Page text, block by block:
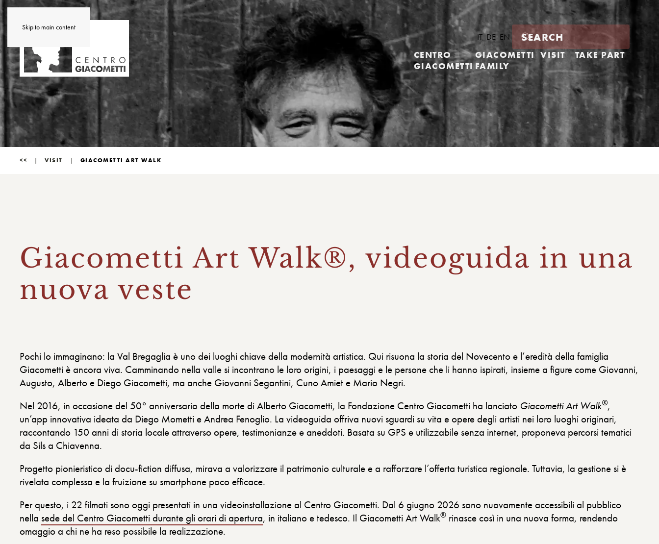
Skip to main content
IT DE EN
CENTRO
GIACOMETTI
GIACOMETTI
FAMILY
VISIT TAKE PART
<< VISIT GIACOMETTI ART WALK
Giacometti Art Walk®, videoguida in una
nuova veste
Pochi lo immaginano: la Val Bregaglia è uno dei luoghi chiave della modernità artistica. Qui risuona la storia del Novecento e l’eredità della famiglia
Giacometti è ancora viva. Camminando nella valle si incontrano le loro origini, i paesaggi e le persone che li hanno ispirati, insieme a figure come Giovanni,
Augusto, Alberto e Diego Giacometti, ma anche Giovanni Segantini, Cuno Amiet e Mario Negri.
Nel 2016, in occasione del 50° anniversario della morte di Alberto Giacometti, la Fondazione Centro Giacometti ha lanciato Giacometti Art Walk®,
un’app innovativa ideata da Diego Mometti e Andrea Fenoglio. La videoguida offriva nuovi sguardi su vita e opere degli artisti nei loro luoghi originari,
raccontando 150 anni di storia locale attraverso opere, testimonianze e aneddoti. Basata su GPS e utilizzabile senza internet, proponeva percorsi tematici
da Sils a Chiavenna.
Progetto pionieristico di docu-fiction diffusa, mirava a valorizzare il patrimonio culturale e a rafforzare l’offerta turistica regionale. Tuttavia, la gestione si è
rivelata complessa e la fruizione su smartphone poco efficace.
Per questo, i 22 filmati sono oggi presentati in una videoinstallazione al Centro Giacometti. Dal 6 giugno 2026 sono nuovamente accessibili al pubblico
nella sede del Centro Giacometti durante gli orari di apertura, in italiano e tedesco. Il Giacometti Art Walk® rinasce così in una nuova forma, rendendo
omaggio a chi ne ha reso possibile la realizzazione.